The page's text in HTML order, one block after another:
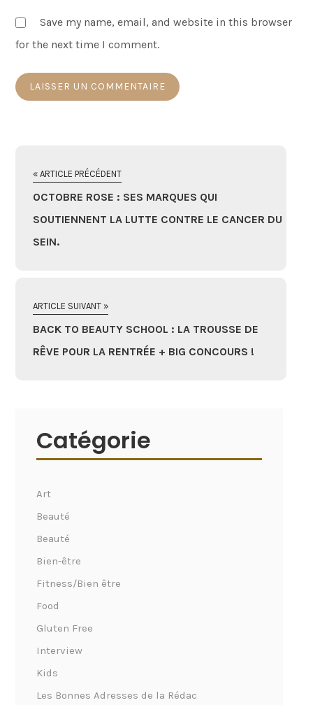
Save my name, email, and website in this browser
for the next time I comment.
« ARTICLE PRÉCÉDENT
OCTOBRE ROSE : SES MARQUES QUI
SOUTIENNENT LA LUTTE CONTRE LE CANCER DU
SEIN.
ARTICLE SUIVANT »
BACK TO BEAUTY SCHOOL : LA TROUSSE DE
RÊVE POUR LA RENTRÉE + BIG CONCOURS !
Catégorie
Art
Beauté
Beauté
Bien-être
Fitness/Bien être
Food
Gluten Free
Interview
Kids
Les Bonnes Adresses de la Rédac